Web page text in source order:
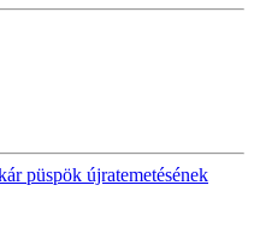
püspök újratemetésének